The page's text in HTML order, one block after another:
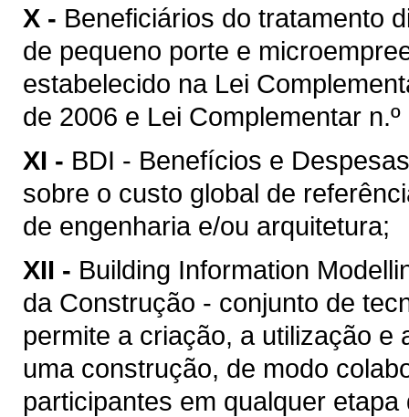
X - Beneficiários do tratamento
de pequeno porte e
estabelecido na Lei
de 2006 e Lei Complementar
XI - BDI - Benefícios e
sobre o custo global de
de engenharia e/ou arquitetura;
XII - Building Information
da Construção - conjunto de
permite a criação, a utilização e
uma construção, de modo
participantes em qualquer